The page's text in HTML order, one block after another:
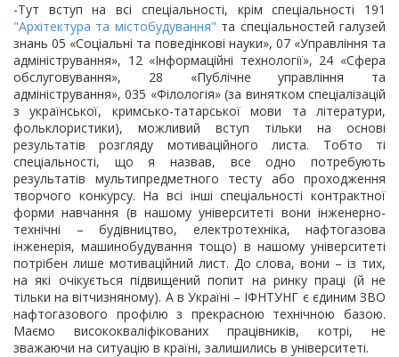
-Тут вступ на всі спеціальності, крім спеціальності 191
"Архітектура та містобудування" та спеціальностей галузей
знань 05 «Соціальні та поведінкові науки», 07 «Управління та
адміністрування», 12 «Інформаційні технології», 24 «Сфера
обслуговування», 28 «Публічне управління та
адміністрування», 035 «Філологія» (за винятком спеціалізацій
з української, кримсько-татарської мови та літератури,
фольклористики), можливий вступ тільки на основі
результатів розгляду мотиваційного листа. Тобто ті
спеціальності, що я назвав, все одно потребують
результатів мультипредметного тесту або проходження
творчого конкурсу. На всі інші спеціальності контрактної
форми навчання (в нашому університеті вони інженерно-
технічні – будівництво, електротехніка, нафтогазова
інженерія, машинобудування тощо) в нашому університеті
потрібен лише мотиваційний лист. До слова, вони – із тих,
на які очікується підвищений попит на ринку праці (й не
тільки на вітчизняному). А в Україні – ІФНТУНГ є єдиним ЗВО
нафтогазового профілю з прекрасною технічною базою.
Маємо висококваліфікованих працівників, котрі, не
зважаючи на ситуацію в країні, залишились в університеті.